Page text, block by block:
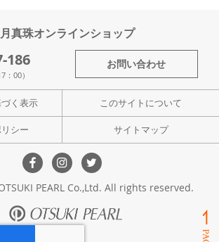
真珠オンラインショップ
186
：00）
お問い合わせ
く表示 このサイトについて
シー サイトマップ
PEARL Co.,Ltd. All rights reserved.